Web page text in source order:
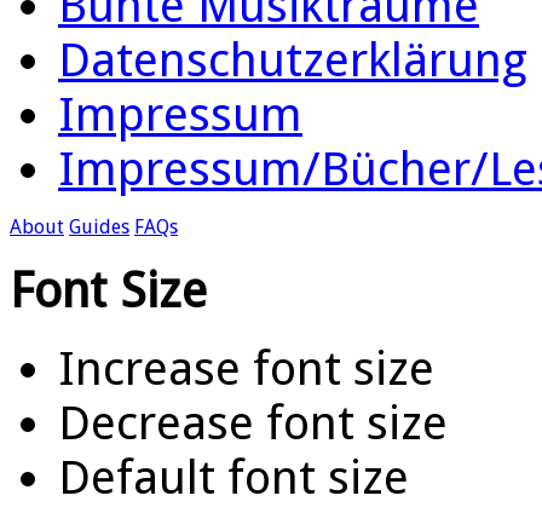
Datenschutzerklärung
Impressum
Impressum/Bücher/
About Guides FAQs
Font Size
Increase font size
Decrease font size
Default font size